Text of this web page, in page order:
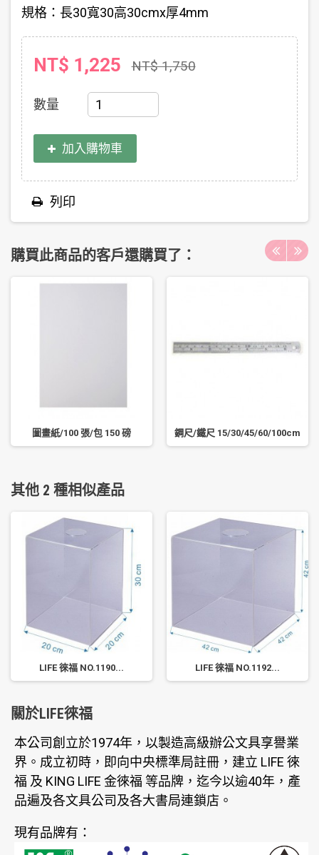
規格：長30寬30高30cmx厚4mm
NT$ 1,225 NT$ 1,750
數量
加入購物車
列印
購買此商品的客戶還購買了：
圖畫紙/100 張/包 150 磅 鋼尺/鐵尺 15/30/45/60/100cm
其他 2 種相似產品
LIFE 徠福 NO.1190... LIFE 徠福 NO.1192...
關於LIFE徠福
本公司創立於1974年，以製造高級辦公文具享譽業
界。成立初時，即向中央標準局註冊，建立 LIFE 徠
福 及 KING LIFE 金徠福 等品牌，迄今以逾40年，產
品遍及各文具公司及各大書局連鎖店。
現有品牌有：